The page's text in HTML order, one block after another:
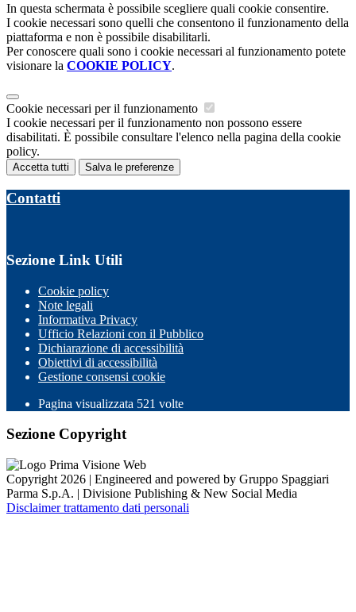
In questa schermata è possibile scegliere quali cookie consentire.
I cookie necessari sono quelli che consentono il funzionamento della
piattaforma e non è possibile disabilitarli.
Per conoscere quali sono i cookie necessari al funzionamento potete
visionare la COOKIE POLICY.
Cookie necessari per il funzionamento
I cookie necessari per il funzionamento non possono essere
disabilitati. È possibile consultare l'elenco nella pagina della cookie
policy.
Accetta tutti Salva le preferenze
Contatti
Sezione Link Utili
Cookie policy
Note legali
Informativa Privacy
Ufficio Relazioni con il Pubblico
Dichiarazione di accessibilità
Obiettivi di accessibilità
Gestione consensi cookie
Pagina visualizzata 521 volte
Sezione Copyright
Copyright 2026 | Engineered and powered by Gruppo Spaggiari
Parma S.p.A. | Divisione Publishing & New Social Media
Disclaimer trattamento dati personali